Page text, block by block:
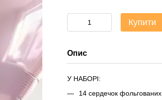
Купити
Опис
У НАБОРІ:
14 сердечок фольгованих